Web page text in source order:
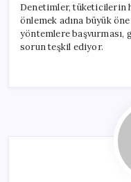
Denetimler, tüketicilerin
önlemek adına büyük
yöntemlere başvurması,
sorun teşkil ediyor.